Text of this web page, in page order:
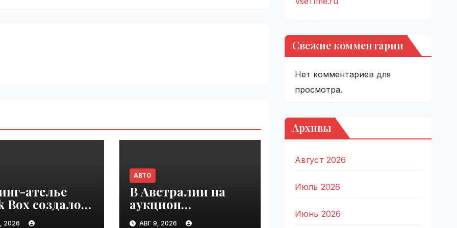
ателье
Box создало
версию
2026
АВТО
В Австралии на
аукцион
выставили Toyota
АВГ 9, 2026
Свежие комментарии
Нет комментариев для
просмотра.
Архивы
Август 2026
Июль 2026
Июнь 2026